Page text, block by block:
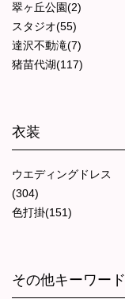
翠ヶ丘公園(2)
スタジオ(55)
達沢不動滝(7)
猪苗代湖(117)
衣装
ウエディングドレス
(304)
色打掛(151)
その他キーワード